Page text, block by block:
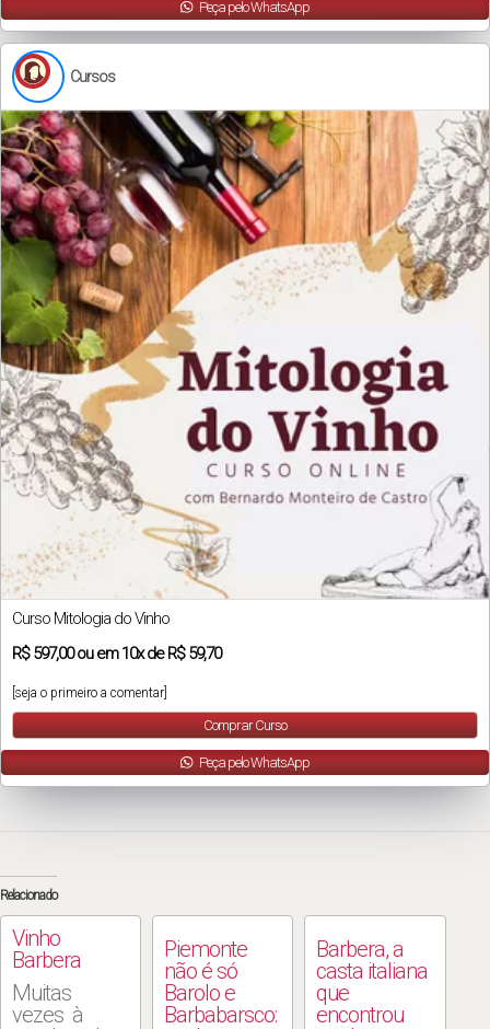
Peça pelo WhatsApp
Cursos
Curso Mitologia do Vinho
R$597,00ou em10xde R$ 59,70
[seja o primeiro a comentar]
Comprar Curso
Peça pelo WhatsApp
Relacionado
Vinho
Barbera
Muitas
vezes à
Piemonte
não é só
Barolo e
Barbabarsco:
Barbera, a
casta italiana
que
encontrou